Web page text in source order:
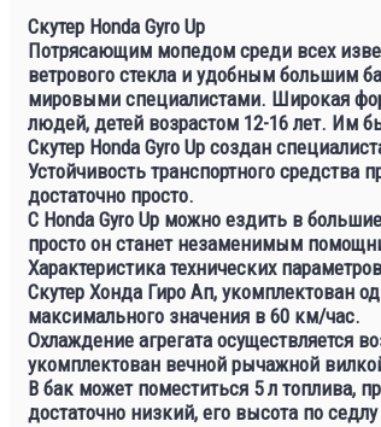
Скутер Honda Gyro Up
Потрясающим мопедом среди всех
ветрового стекла и удобным большим
мировыми специалистами. Широкая
людей, детей возрастом 12-16 лет. Им
Скутер Honda Gyro Up создан
Устойчивость транспортного
достаточно просто.
С Honda Gyro Up можно ездить в
просто он станет незаменимым
Характеристика технических параметров
Скутер Хонда Гиро Ап, укомплектован
максимального значения в 60 км/час.
Охлаждение агрегата осуществляется
укомплектован вечной рычажной
В бак может поместиться 5 л топлива,
достаточно низкий, его высота по